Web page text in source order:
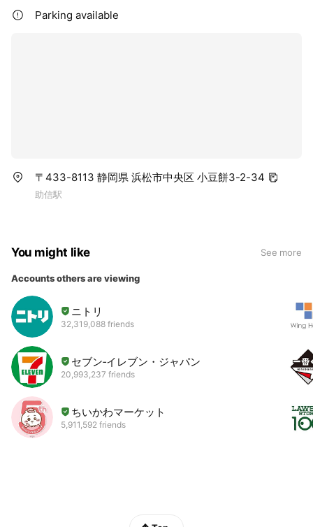
Parking available
〒433-8113 静岡県 浜松市中央区 小豆餅3-2-34
助信駅
You might like See more
Accounts others are viewing
ニトリ
32,319,088 friends
セブン‐イレブン・ジャパン
20,993,237 friends
ちいかわマーケット
5,911,592 friends